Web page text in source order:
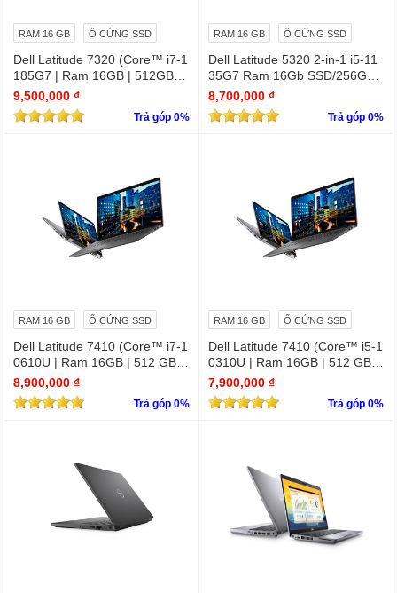
RAM 16 GB Ổ CỨNG SSD
Dell Latitude 7320 (Core™ i7-1
185G7 | Ram 16GB | 512GB S
SD | 13.3 inch FHD)
9,500,000 ₫
Trả góp 0%
RAM 16 GB Ổ CỨNG SSD
Dell Latitude 5320 2-in-1 i5-11
35G7 Ram 16Gb SSD/256GB
13.3″ FHD X360 Touch
8,700,000 ₫
Trả góp 0%
RAM 16 GB Ổ CỨNG SSD
Dell Latitude 7410 (Core™ i7-1
0610U | Ram 16GB | 512 GB S
SD | 14.0inch FHD) 2 in 1 cảm
ứng
8,900,000 ₫
Trả góp 0%
RAM 16 GB Ổ CỨNG SSD
Dell Latitude 7410 (Core™ i5-1
0310U | Ram 16GB | 512 GB S
SD | 14.0inch FHD) 2 in 1 cảm
ứng
7,900,000 ₫
Trả góp 0%